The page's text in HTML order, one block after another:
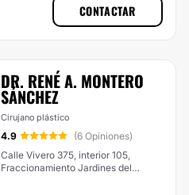
CONTACTAR
DR. RENÉ A. MONTERO
SÁNCHEZ
Cirujano plástico
4.9
(6 Opiniones)
Calle Vivero 375, interior 105,
Fraccionamiento Jardines del